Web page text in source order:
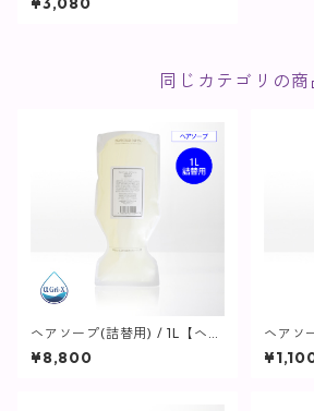
関連】
同じカテゴリの商
ヘアソープ(詰替用) / 1L【ヘ
ア・ボディ】
¥8,800
ヘアソ
/ 1L用